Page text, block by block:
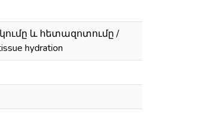
և հետազոտումը /
hydration